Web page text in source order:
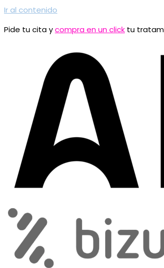
Ir al contenido
Pide tu cita ycompra en un click tu